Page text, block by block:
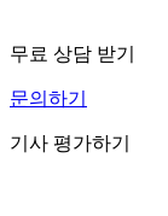
무료 상담 받기
문의하기
기사 평가하기